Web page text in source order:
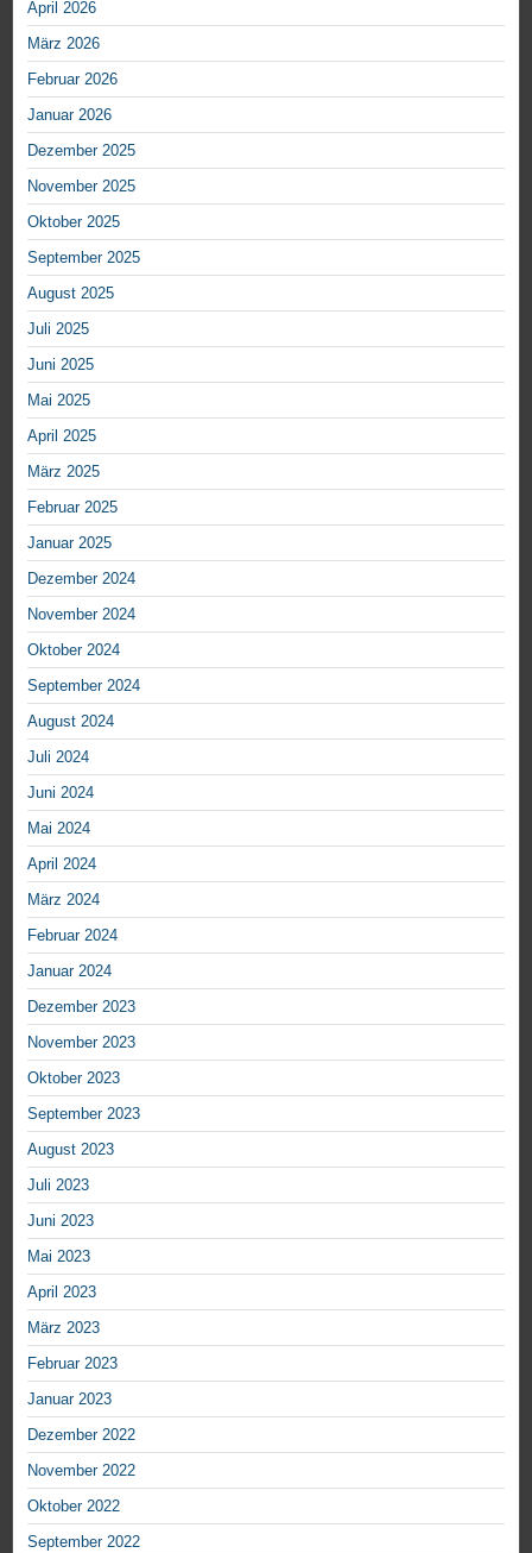
April 2026
März 2026
Februar 2026
Januar 2026
Dezember 2025
November 2025
Oktober 2025
September 2025
August 2025
Juli 2025
Juni 2025
Mai 2025
April 2025
März 2025
Februar 2025
Januar 2025
Dezember 2024
November 2024
Oktober 2024
September 2024
August 2024
Juli 2024
Juni 2024
Mai 2024
April 2024
März 2024
Februar 2024
Januar 2024
Dezember 2023
November 2023
Oktober 2023
September 2023
August 2023
Juli 2023
Juni 2023
Mai 2023
April 2023
März 2023
Februar 2023
Januar 2023
Dezember 2022
November 2022
Oktober 2022
September 2022